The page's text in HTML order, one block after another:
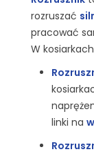
rozruszać
pracować
W
linki na